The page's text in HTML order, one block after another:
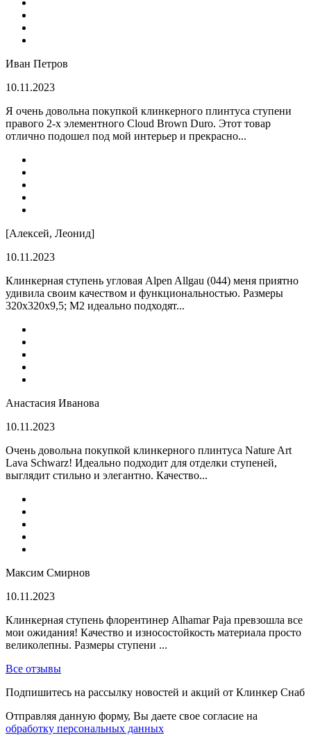
Иван Петров
10.11.2023
Я очень довольна покупкой клинкерного плинтуса ступени
правого 2-х элементного Cloud Brown Duro. Этот товар
отлично подошел под мой интерьер и прекрасно...
[Алексей, Леонид]
10.11.2023
Клинкерная ступень угловая Alpen Allgau (044) меня приятно
удивила своим качеством и функциональностью. Размеры
320x320x9,5; M2 идеально подходят...
Анастасия Иванова
10.11.2023
Очень довольна покупкой клинкерного плинтуса Nature Art
Lava Schwarz! Идеально подходит для отделки ступеней,
выглядит стильно и элегантно. Качество...
Максим Смирнов
10.11.2023
Клинкерная ступень флорентинер Alhamar Paja превзошла все
мои ожидания! Качество и износостойкость материала просто
великолепны. Размеры ступени ...
Все отзывы
Подпишитесь на рассылку новостей и акций от Клинкер Снаб
Отправляя данную форму, Вы даете свое согласие на
обработку персональных данных